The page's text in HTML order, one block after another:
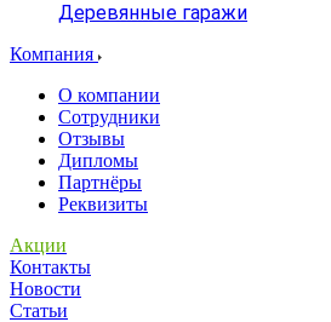
Деревянные гаражи
Компания
О компании
Сотрудники
Отзывы
Дипломы
Партнёры
Реквизиты
Акции
Контакты
Новости
Статьи